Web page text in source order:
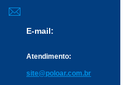
E-mail:
Atendimento:
site@poloar.com.br